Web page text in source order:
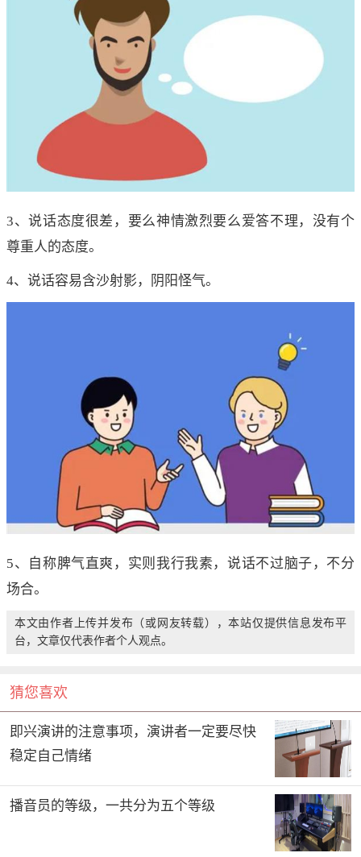
3、说话态度很差，要么神情激烈要么爱答不理，没有个
尊重人的态度。
4、说话容易含沙射影，阴阳怪气。
5、自称脾气直爽，实则我行我素，说话不过脑子，不分
场合。
本文由作者上传并发布（或网友转载），本站仅提供信息发布平
台，文章仅代表作者个人观点。
猜您喜欢
即兴演讲的注意事项，演讲者一定要尽快
稳定自己情绪
播音员的等级，一共分为五个等级